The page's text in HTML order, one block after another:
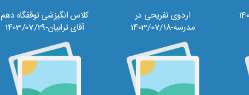
اردوی تفریحی در
مدرسه-1403/07/18
کلاس انگیزشی توقفگاه دهم
آقای ترابیان-1403/07/29